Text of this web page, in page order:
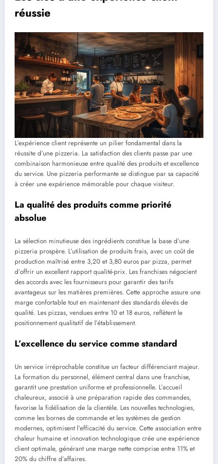
réussie
L’expérience client représente un pilier fondamental dans la
réussite d’une pizzeria. La satisfaction des clients passe par une
combinaison harmonieuse entre qualité des produits et excellence
du service. Une pizzeria performante se distingue par sa capacité
à créer une expérience mémorable pour chaque visiteur.
La qualité des produits comme priorité
absolue
La sélection minutieuse des ingrédients constitue la base d’une
pizzeria prospère. L’utilisation de produits frais, avec un coût de
production maîtrisé entre 3,20 et 3,80 euros par pizza, permet
d’offrir un excellent rapport qualité-prix. Les franchises négocient
des accords avec les fournisseurs pour garantir des tarifs
avantageux sur les matières premières. Cette approche assure une
marge confortable tout en maintenant des standards élevés de
qualité. Les pizzas, vendues entre 10 et 18 euros, reflètent le
positionnement qualitatif de l’établissement.
L’excellence du service comme standard
Un service irréprochable constitue un facteur différenciant majeur.
La formation du personnel, élément central dans une franchise,
garantit une prestation uniforme et professionnelle. L’accueil
chaleureux, associé à une préparation rapide des commandes,
favorise la fidélisation de la clientèle. Les nouvelles technologies,
comme les bornes de commande et les systèmes de gestion
modernes, optimisent l’efficacité du service. Cette association entre
chaleur humaine et innovation technologique crée une expérience
client optimale, générant une marge nette comprise entre 11% et
20% du chiffre d’affaires.